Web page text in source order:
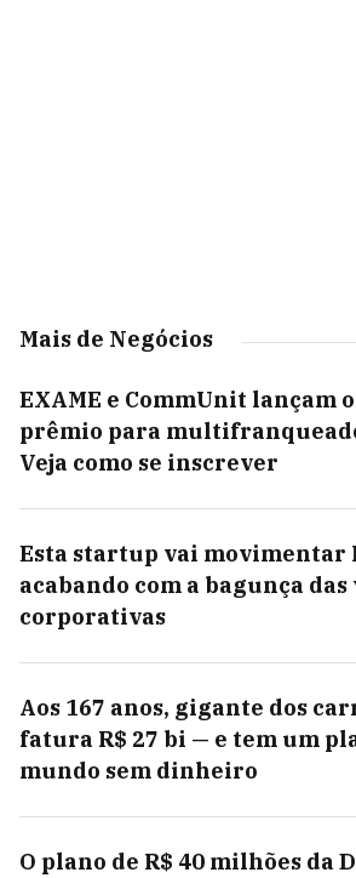
Mais de Negócios
EXAME e CommUnit lançam
prêmio para
Veja como se inscrever
Esta startup vai movimentar
acabando com a bagunça
corporativas
Aos 167 anos, gigante dos
fatura R$ 27 bi — e tem um
mundo sem dinheiro
O plano de R$ 40 milhões da